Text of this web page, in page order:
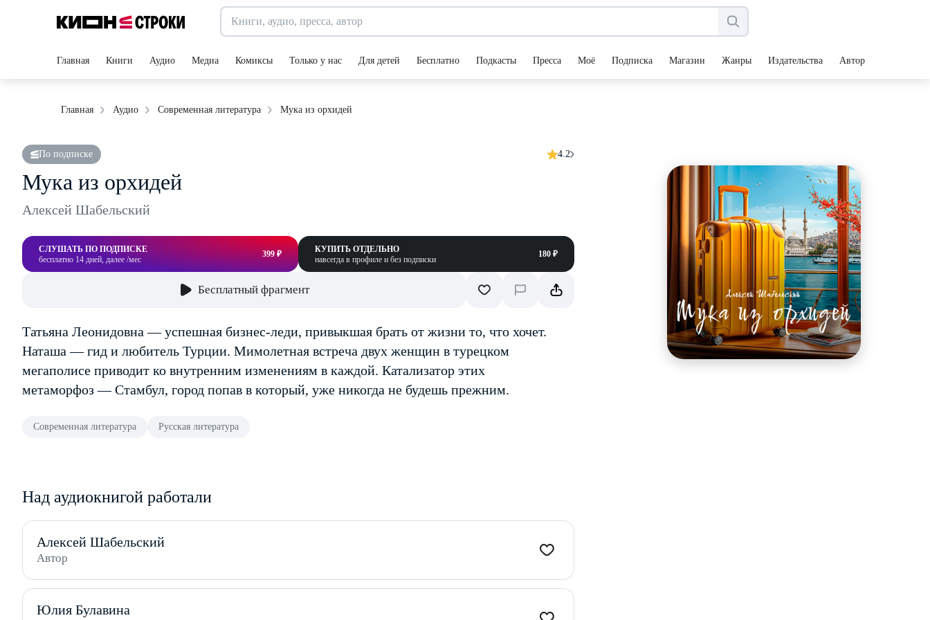
Главная Книги Аудио Медиа Комиксы Только у нас Для детей Бесплатно Подкасты Пресса Моё Подписка Магазин Жанры Издательства Авторы
Главная Аудио Современная литература Мука из орхидей
По подписке 4.2
Мука из орхидей
Алексей Шабельский
СЛУШАТЬ ПО ПОДПИСКЕ
бесплатно 14 дней, далее /мес
399 ₽
КУПИТЬ ОТДЕЛЬНО
навсегда в профиле и без подписки
180 ₽
Бесплатный фрагмент
Татьяна Леонидовна — успешная бизнес-леди, привыкшая брать от жизни то, что хочет.
Наташа — гид и любитель Турции. Мимолетная встреча двух женщин в турецком
мегаполисе приводит ко внутренним изменениям в каждой. Катализатор этих
метаморфоз — Стамбул, город попав в который, уже никогда не будешь прежним.
Современная литература Русская литература
Над аудиокнигой работали
Алексей Шабельский
Автор
Юлия Булавина